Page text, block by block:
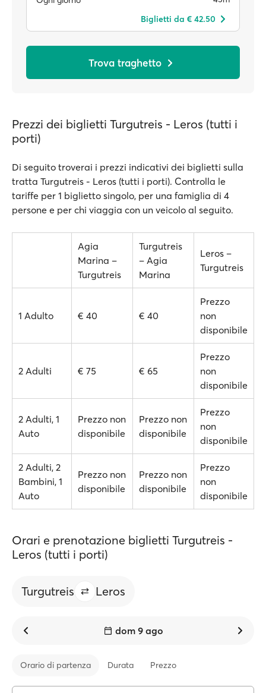
Biglietti da € 42.50
Trova traghetto
Prezzi dei biglietti Turgutreis - Leros (tutti i
porti)
Di seguito troverai i prezzi indicativi dei biglietti sulla
tratta Turgutreis - Leros (tutti i porti). Controlla le
tariffe per 1 biglietto singolo, per una famiglia di 4
persone e per chi viaggia con un veicolo al seguito.
Agia
Marina –
Turgutreis
Turgutreis
– Agia
Marina
Leros –
Turgutreis
1 Adulto € 40 € 40
Prezzo
non
disponibile
2 Adulti € 75 € 65
Prezzo
non
disponibile
2 Adulti, 1
Auto
Prezzo non
disponibile
Prezzo non
disponibile
Prezzo
non
disponibile
2 Adulti, 2
Bambini, 1
Auto
Prezzo non
disponibile
Prezzo non
disponibile
Prezzo
non
disponibile
Orari e prenotazione biglietti Turgutreis -
Leros (tutti i porti)
Turgutreis Leros
dom 9 ago
Orario di partenza Durata Prezzo